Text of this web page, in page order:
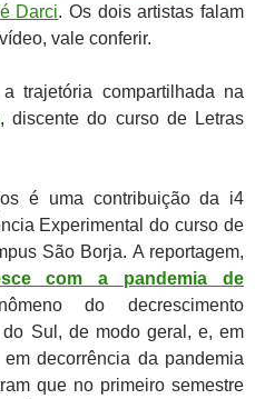
Darci. Os dois artistas falam
vale conferir.
a trajetória compartilhada na
, discente do curso de Letras
é uma contribuição da i4
Experimental do curso de
São Borja. A reportagem,
com a pandemia de
do decrescimento
Sul, de modo geral, e, em
decorrência da pandemia
que no primeiro semestre